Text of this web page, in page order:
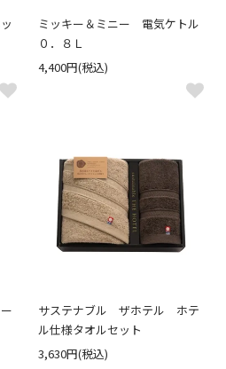
ミッキー＆ミニー 電気ケトル
０．８Ｌ
4,400円(税込)
サステナブル ザホテル ホテ
ル仕様タオルセット
3,630円(税込)